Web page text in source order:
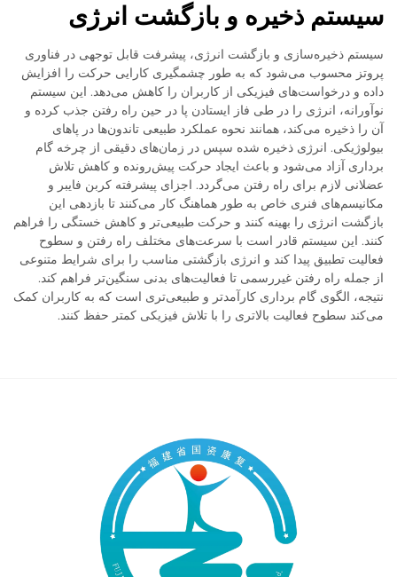
سیستم ذخیره و بازگشت انرژی
سیستم ذخیره‌سازی و بازگشت انرژی، پیشرفت قابل توجهی در فناوری
پروتز محسوب می‌شود که به طور چشمگیری کارایی حرکت را افزایش
داده و درخواست‌های فیزیکی از کاربران را کاهش می‌دهد. این سیستم
نوآورانه، انرژی را در طی فاز ایستادن پا در حین راه رفتن جذب کرده و
آن را ذخیره می‌کند، همانند نحوه عملکرد طبیعی تاندون‌ها در پاهای
بیولوژیکی. انرژی ذخیره شده سپس در زمان‌های دقیقی از چرخه گام
برداری آزاد می‌شود و باعث ایجاد حرکت پیش‌رونده و کاهش تلاش
عضلانی لازم برای راه رفتن می‌گردد. اجزای پیشرفته کربن فایبر و
مکانیسم‌های فنری خاص به طور هماهنگ کار می‌کنند تا بازدهی این
بازگشت انرژی را بهینه کنند و حرکت طبیعی‌تر و کاهش خستگی را فراهم
کنند. این سیستم قادر است با سرعت‌های مختلف راه رفتن و سطوح
فعالیت تطبیق پیدا کند و انرژی بازگشتی مناسب را برای شرایط متنوعی
از جمله راه رفتن غیررسمی تا فعالیت‌های بدنی سنگین‌تر فراهم کند.
نتیجه، الگوی گام برداری کارآمدتر و طبیعی‌تری است که به کاربران کمک
می‌کند سطوح فعالیت بالاتری را با تلاش فیزیکی کمتر حفظ کنند.